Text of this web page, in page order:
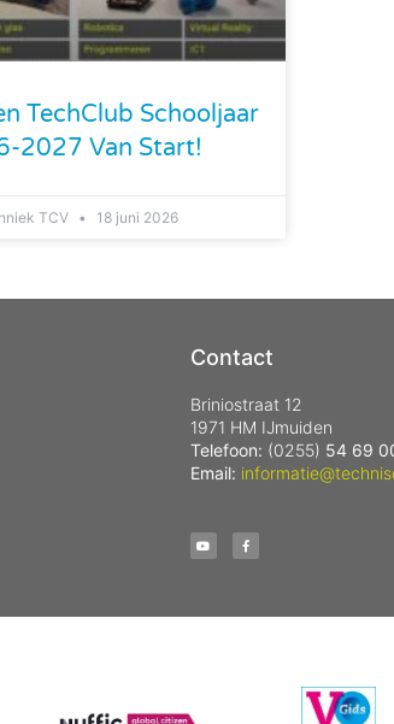
TechClub Schooljaar
2027 Van Start!
TCV 18 juni 2026
Contact
Briniostraat 12
1971 HM IJmuiden
Telefoon: (0255) 54 69
Email: